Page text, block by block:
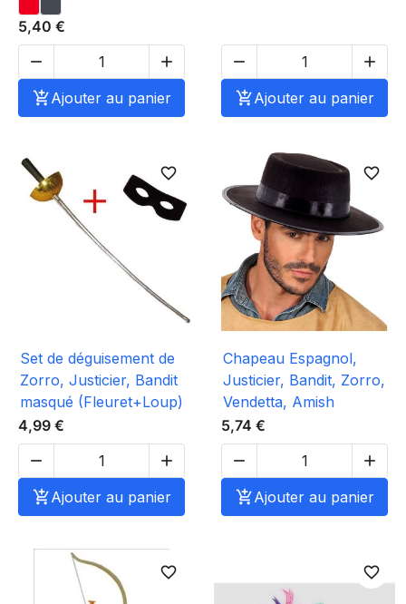
5,40 €


Ajouter au panier


Ajouter au panier
favorite_border
Set de déguisement de
Zorro, Justicier, Bandit
masqué (Fleuret+Loup)
4,99 €


Ajouter au panier
favorite_border
Chapeau Espagnol,
Justicier, Bandit, Zorro,
Vendetta, Amish
5,74 €


Ajouter au panier
favorite_border favorite_border